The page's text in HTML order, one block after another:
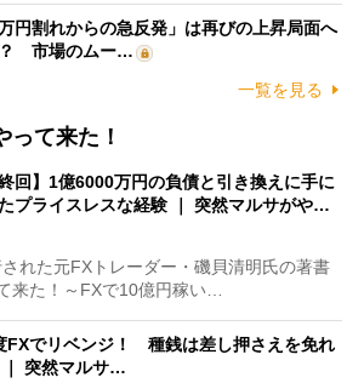
円割れからの急反発」は再びの上昇局面へ
？ 市場のムー…
一覧を見る
って来た！
終回】1億6000万円の負債と引き換えに手に
プライスレスな経験 ｜ 突然マルサがや…
れた元FXトレーダー・磯貝清明氏の著書
来た！～FXで10億円稼い…
FXでリベンジ！ 種銭は差し押さえを免れ
｜ 突然マルサ…